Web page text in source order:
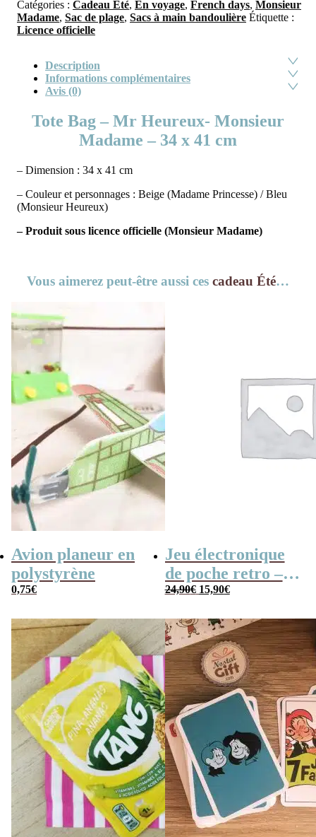
Catégories : Cadeau Été, En voyage, French days, Monsieur
Madame, Sac de plage, Sacs à main bandoulière Étiquette :
Licence officielle
Description
Informations complémentaires
Avis (0)
Tote Bag – Mr Heureux- Monsieur
Madame – 34 x 41 cm
– Dimension : 34 x 41 cm
– Couleur et personnages : Beige (Madame Princesse) / Bleu
(Monsieur Heureux)
– Produit sous licence officielle (Monsieur Madame)
Vous aimerez peut-être aussi ces cadeau Été…
Avion planeur en
polystyrène
0,75€
Jeu électronique
de poche retro –
Console vintage
24,90€ Le
prix
24,90€.
15,90€Le
prix
15,90€.